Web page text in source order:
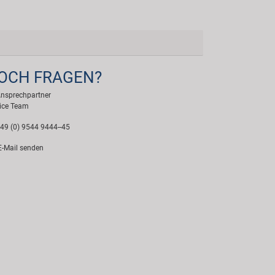
FRAGEN?
Team
(0) 9544 9444--45
Mail senden